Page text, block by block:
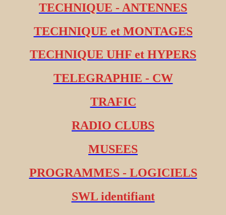
TECHNIQUE - ANTENNES
TECHNIQUE et MONTAGES
TECHNIQUE UHF et HYPERS
TELEGRAPHIE - CW
TRAFIC
RADIO CLUBS
MUSEES
PROGRAMMES - LOGICIELS
SWL identifiant